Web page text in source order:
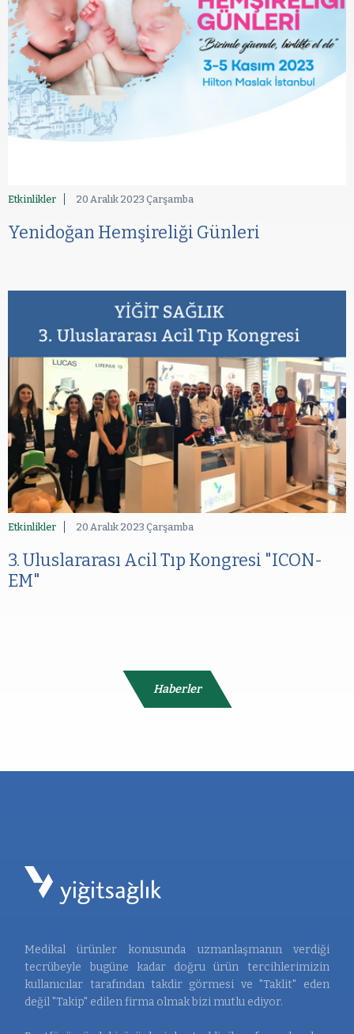
Etkinlikler 20 Aralık 2023 Çarşamba
Yenidoğan Hemşireliği Günleri
Etkinlikler 20 Aralık 2023 Çarşamba
3. Uluslararası Acil Tıp Kongresi "ICON-
EM"
Haberler
Medikal ürünler konusunda uzmanlaşmanın verdiği
tecrübeyle bugüne kadar doğru ürün tercihlerimizin
kullanıcılar tarafından takdir görmesi ve "Taklit" eden
değil "Takip" edilen firma olmak bizi mutlu ediyor.